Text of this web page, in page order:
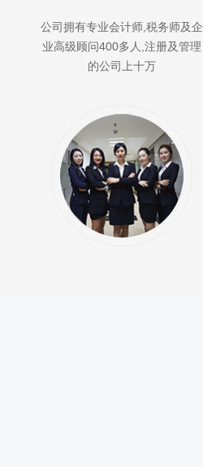
公司拥有专业会计师,税务师及企
业高级顾问400多人,注册及管理
的公司上十万